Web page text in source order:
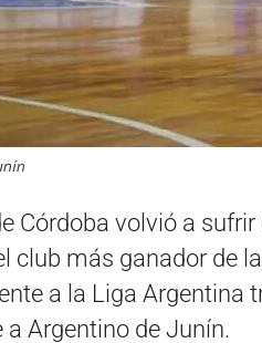
Córdoba volvió a
club más ganador de
a la Liga Argentina
Argentino de Junín.